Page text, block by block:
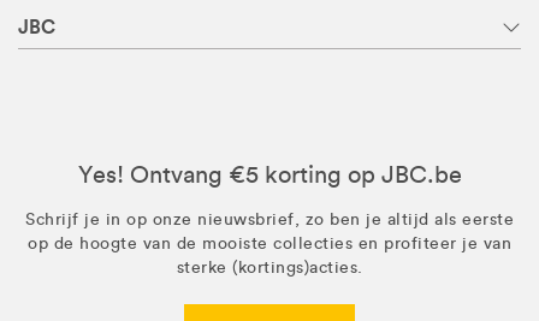
JBC
Yes! Ontvang €5 korting op JBC.be
Schrijf je in op onze nieuwsbrief, zo ben je altijd als eerste
op de hoogte van de mooiste collecties en profiteer je van
sterke (kortings)acties.